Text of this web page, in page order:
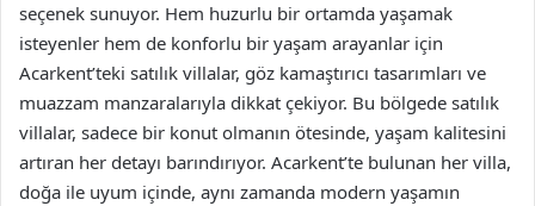
seçenek sunuyor. Hem huzurlu bir ortamda yaşamak
isteyenler hem de konforlu bir yaşam arayanlar için
Acarkent’teki satılık villalar, göz kamaştırıcı tasarımları ve
muazzam manzaralarıyla dikkat çekiyor. Bu bölgede satılık
villalar, sadece bir konut olmanın ötesinde, yaşam kalitesini
artıran her detayı barındırıyor. Acarkent’te bulunan her villa,
doğa ile uyum içinde, aynı zamanda modern yaşamın